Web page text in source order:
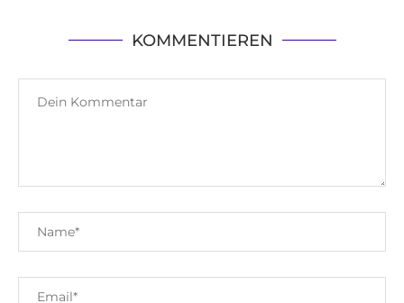
KOMMENTIEREN